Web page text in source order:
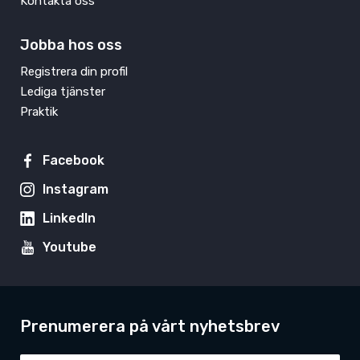
Jobba hos oss
Registrera din profil
Lediga tjänster
Praktik
Facebook
Instagram
LinkedIn
Youtube
Prenumerera på vårt nyhetsbrev